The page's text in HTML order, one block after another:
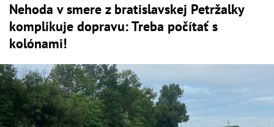
Nehoda v smere z bratislavskej Petržalky
komplikuje dopravu: Treba počítať s
kolónami!